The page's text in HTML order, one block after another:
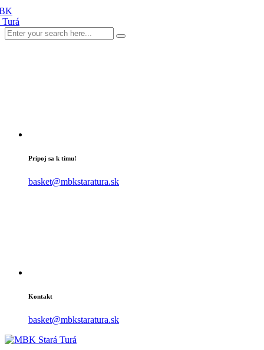
Pripoj sa k tímu!
basket@mbkstaratura.sk
Kontakt
basket@mbkstaratura.sk